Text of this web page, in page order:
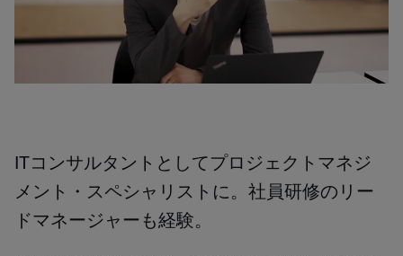
ITコンサルタントとしてプロジェクトマネジ
メント・スペシャリストに。社員研修のリー
ドマネージャーも経験。